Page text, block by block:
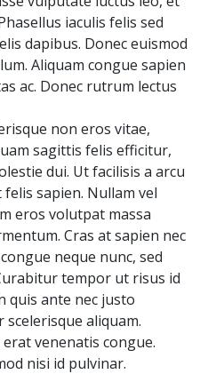
iaculis felis sed
dapibus. Donec euismod
Aliquam congue sapien
ac. Donec rutrum lectus
non eros vitae,
sagittis felis efficitur,
dui. Ut facilisis a arcu
sapien. Nullam vel
eros volutpat massa
Cras at sapien nec
neque nunc, sed
tempor ut risus id
quis ante nec justo
aliquam.
venenatis congue.
nisi id pulvinar.